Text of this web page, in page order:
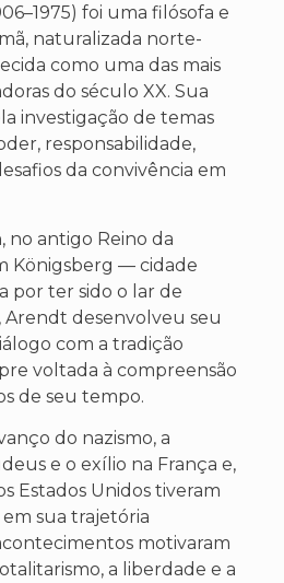
foi uma filósofa e
naturalizada norte-
como uma das mais
do século XX. Sua
investigação de temas
responsabilidade,
da convivência em
no antigo Reino da
Königsberg — cidade
por ter sido o lar de
desenvolveu seu
com a tradição
voltada à compreensão
de seu tempo.
do nazismo, a
e o exílio na França e,
Estados Unidos tiveram
sua trajetória
motivaram
a liberdade e a